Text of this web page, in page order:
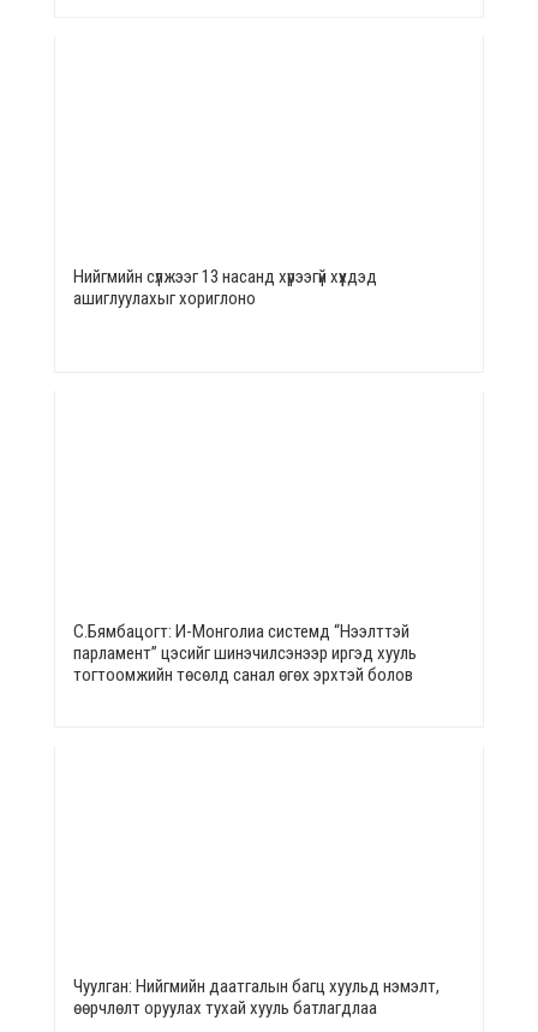
Нийгмийн сүлжээг 13 насанд хүрээгүй хүүхдэд
ашиглуулахыг хориглоно
С.Бямбацогт: И-Монголиа системд “Нээлттэй
парламент” цэсийг шинэчилсэнээр иргэд хууль
тогтоомжийн төсөлд санал өгөх эрхтэй болов
Чуулган: Нийгмийн даатгалын багц хуульд нэмэлт,
өөрчлөлт оруулах тухай хууль батлагдлаа